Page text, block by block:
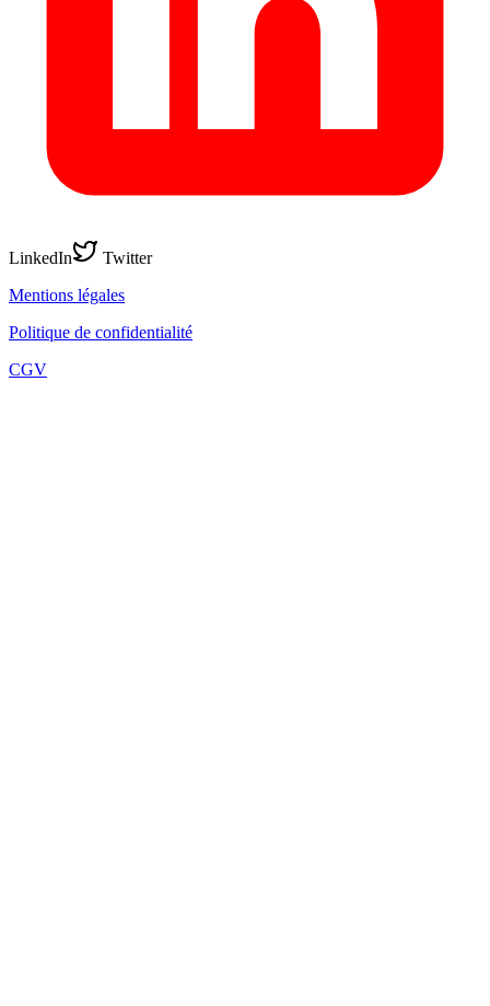
LinkedIn
Twitter
Mentions légales
Politique de confidentialité
CGV